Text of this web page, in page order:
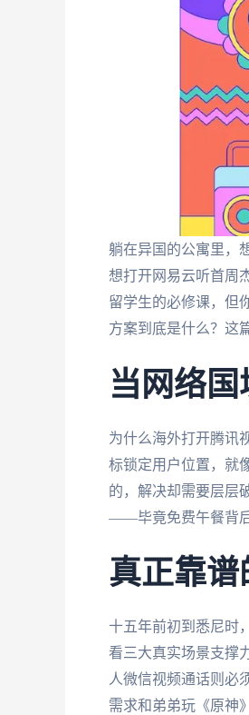
躺在异国的公寓里，
想打开网易云听首周
留学生的必修课，但
方案到底是什么？这
当网络
为什么海外打开腾讯
标锁定用户位置，就
的，解决却需要层层
——毕竟免费午餐背后
真正靠
十五年前初到悉尼时
看三大真实场景支撑
人微信视频通话则必
需求和弟弟玩《原神